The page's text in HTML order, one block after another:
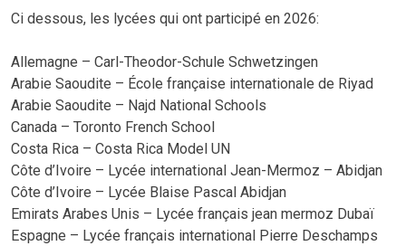
Ci dessous, les lycées qui ont participé en 2026:
Allemagne – Carl-Theodor-Schule Schwetzingen
Arabie Saoudite – École française internationale de Riyad
Arabie Saoudite – Najd National Schools
Canada – Toronto French School
Costa Rica – Costa Rica Model UN
Côte d’Ivoire – Lycée international Jean-Mermoz – Abidjan
Côte d’Ivoire – Lycée Blaise Pascal Abidjan
Emirats Arabes Unis – Lycée français jean mermoz Dubaï
Espagne – Lycée français international Pierre Deschamps